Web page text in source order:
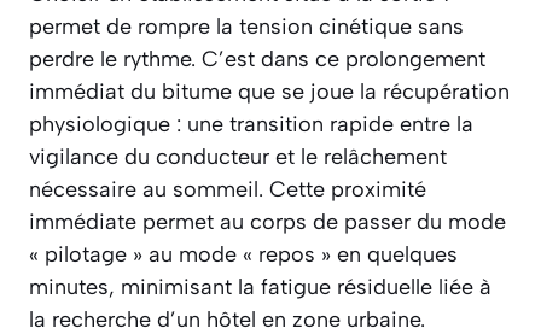
permet de rompre la tension cinétique sans
perdre le rythme. C’est dans ce prolongement
immédiat du bitume que se joue la récupération
physiologique : une transition rapide entre la
vigilance du conducteur et le relâchement
nécessaire au sommeil. Cette proximité
immédiate permet au corps de passer du mode
« pilotage » au mode « repos » en quelques
minutes, minimisant la fatigue résiduelle liée à
la recherche d’un hôtel en zone urbaine.